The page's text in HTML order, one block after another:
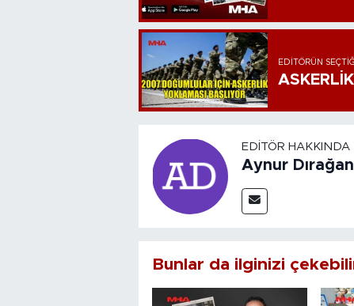
EDITÖRÜN SEÇTIĞI
EDITÖR HAKKINDA
Aynur Dırağan
Bunlar da ilginizi